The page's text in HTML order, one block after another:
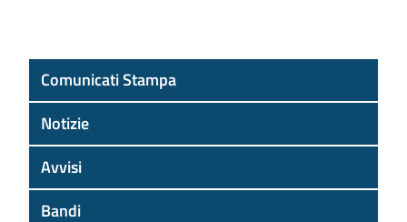
Comunicati Stampa
Notizie
Avvisi
Bandi